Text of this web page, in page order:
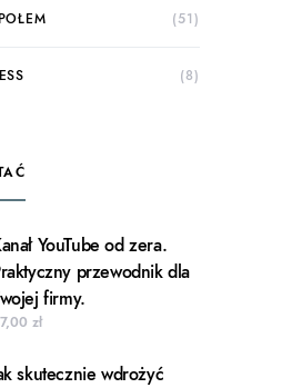
(51)
(8)
YouTube od zera.
przewodnik dla
firmy.
zł
skutecznie wdrożyć